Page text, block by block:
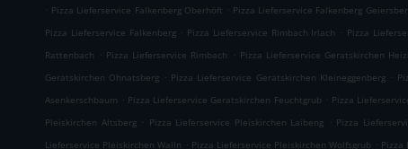
. Pizza Lieferservice Falkenberg Oberhöft . Pizza Lieferservice Falkenberg
Pizza Lieferservice Falkenberg . Pizza Lieferservice Rimbach Irlach . Pizza
Rattenbach . Pizza Lieferservice Rimbach . Pizza Lieferservice Geratskirchen
Geratskirchen Ohnatsberg . Pizza Lieferservice Geratskirchen Kleineggenberg .
Asenkerschbaum . Pizza Lieferservice Geratskirchen Feuchtgrub . Pizza
Pleiskirchen Altsberg . Pizza Lieferservice Pleiskirchen Laibeng . Pizza
Lieferservice Pleiskirchen Walln . Pizza Lieferservice Pleiskirchen Wolfsgrub . Pizza